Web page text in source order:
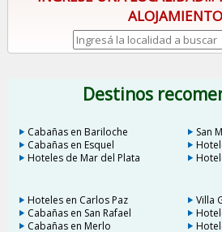
Destinos
Cabañas en Bariloche
San
Cabañas en Esquel
Hoteles de Mar del Plata
Hoteles en Carlos Paz
Villa
Cabañas en San Rafael
Cabañas en Merlo